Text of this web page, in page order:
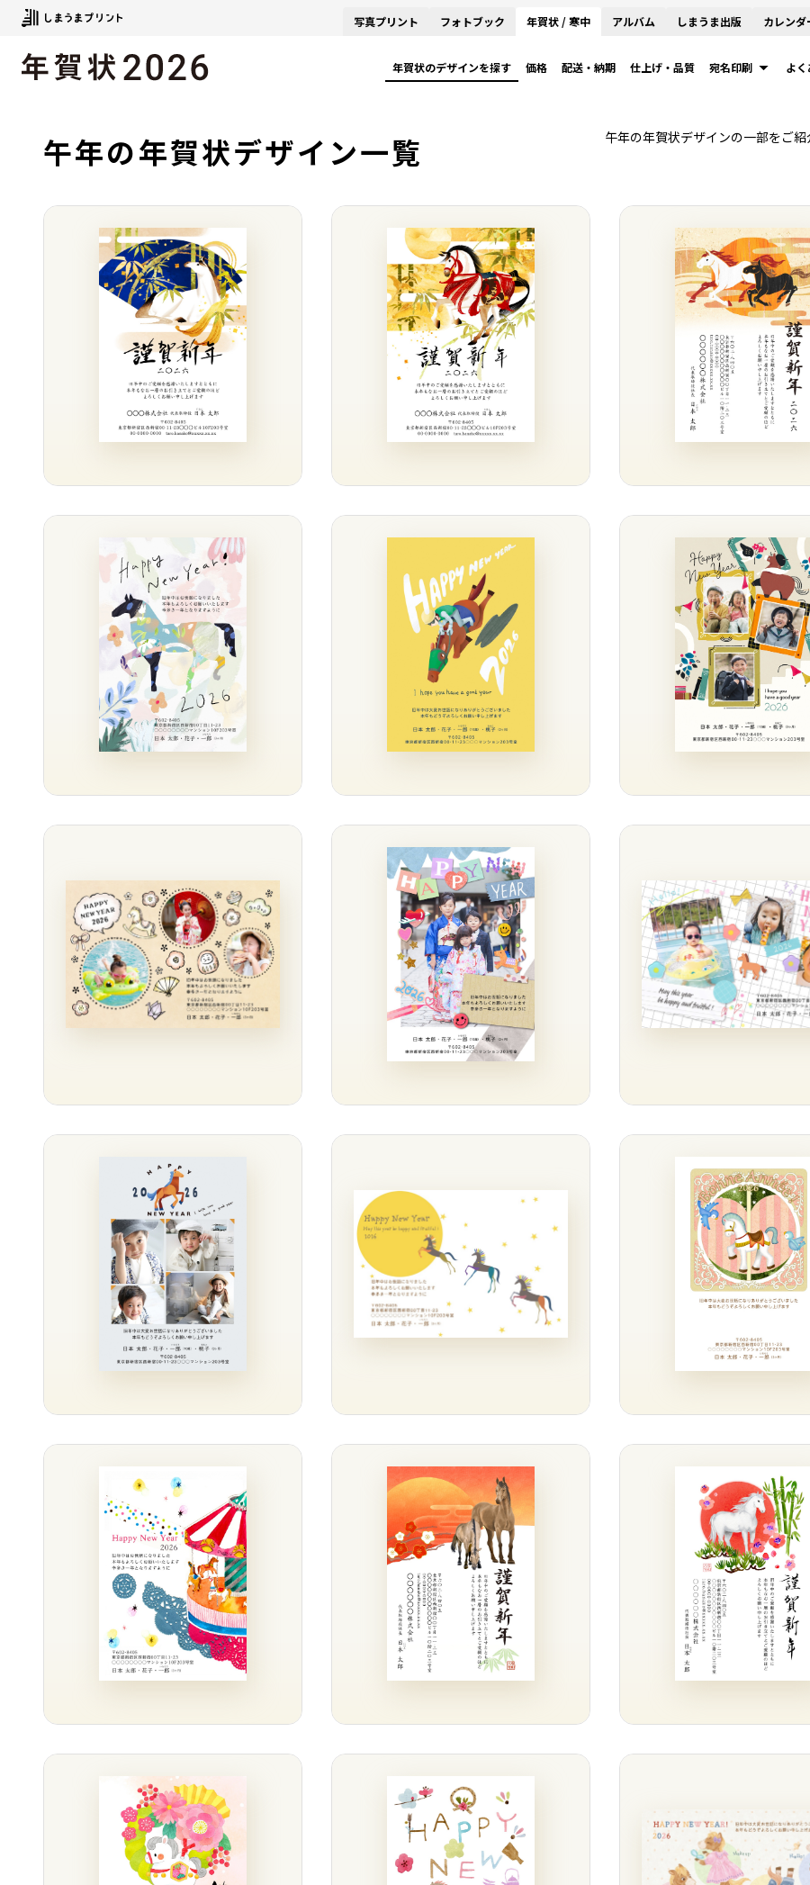
写真プリント フォトブック 年賀状 / 寒中 アルバム しまうま出版 カレンダ
年賀状のデザインを探す 価格 配送・納期 仕上げ・品質 宛名印刷 よ
午年の年賀状デザイン一覧 午年の年賀状デザインの一部をご紹